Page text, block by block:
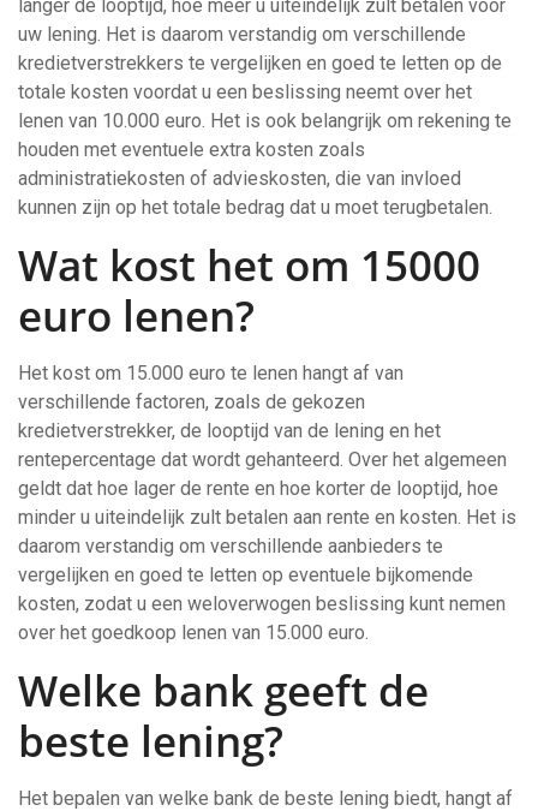
langer de looptijd, hoe meer u uiteindelijk zult betalen voor
uw lening. Het is daarom verstandig om verschillende
kredietverstrekkers te vergelijken en goed te letten op de
totale kosten voordat u een beslissing neemt over het
lenen van 10.000 euro. Het is ook belangrijk om rekening te
houden met eventuele extra kosten zoals
administratiekosten of advieskosten, die van invloed
kunnen zijn op het totale bedrag dat u moet terugbetalen.
Wat kost het om 15000
euro lenen?
Het kost om 15.000 euro te lenen hangt af van
verschillende factoren, zoals de gekozen
kredietverstrekker, de looptijd van de lening en het
rentepercentage dat wordt gehanteerd. Over het algemeen
geldt dat hoe lager de rente en hoe korter de looptijd, hoe
minder u uiteindelijk zult betalen aan rente en kosten. Het is
daarom verstandig om verschillende aanbieders te
vergelijken en goed te letten op eventuele bijkomende
kosten, zodat u een weloverwogen beslissing kunt nemen
over het goedkoop lenen van 15.000 euro.
Welke bank geeft de
beste lening?
Het bepalen van welke bank de beste lening biedt, hangt af